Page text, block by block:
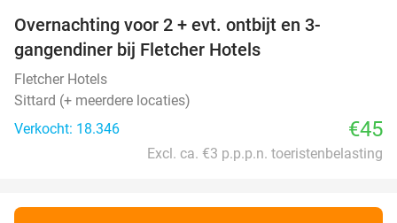
Overnachting voor 2 + evt. ontbijt en 3-
gangendiner bij Fletcher Hotels
Fletcher Hotels
Sittard (+ meerdere locaties)
Verkocht: 18.346
€45
Excl. ca. €3 p.p.p.n. toeristenbelasting